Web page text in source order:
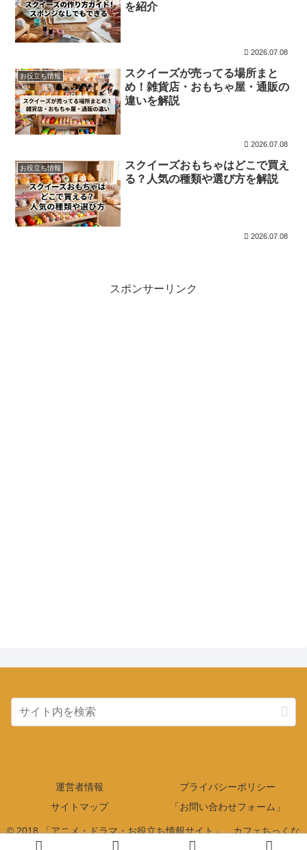
を紹介
2026.07.08
お役立ち情報
スクイーズが売ってる場所まと
め！雑貨店・おもちゃ屋・通販の
違いを解説
2026.07.08
お役立ち情報
スクイーズおもちゃはどこで買え
る？人気の種類や選び方を解説
2026.07.08
スポンサーリンク
運営者情報
プライバシーポリシー
サイトマップ
「お問い合わせフォーム」
© 2018 「アニメ・ドラマ・お役立ち情報サイト」 カフェちっくな